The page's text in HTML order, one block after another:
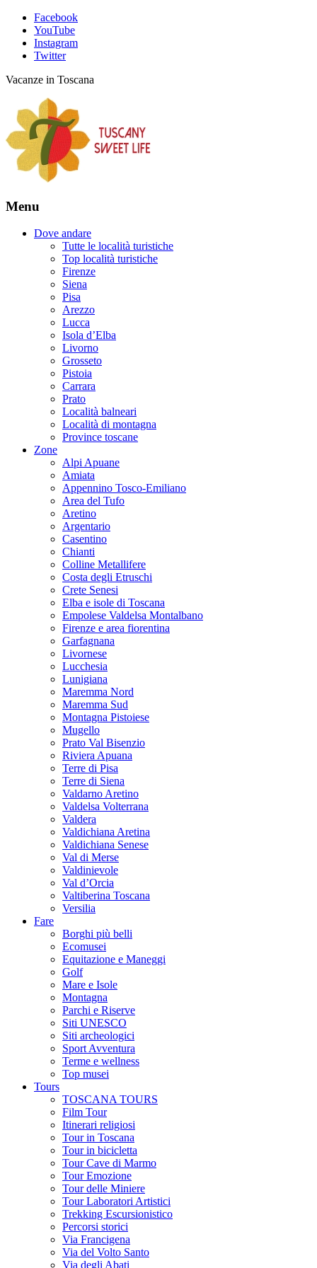
Facebook
YouTube
Instagram
Twitter
Vacanze in Toscana
Menu
Dove andare
Tutte le località turistiche
Top località turistiche
Firenze
Siena
Pisa
Arezzo
Lucca
Isola d’Elba
Livorno
Grosseto
Pistoia
Carrara
Prato
Località balneari
Località di montagna
Province toscane
Zone
Alpi Apuane
Amiata
Appennino Tosco-Emiliano
Area del Tufo
Aretino
Argentario
Casentino
Chianti
Colline Metallifere
Costa degli Etruschi
Crete Senesi
Elba e isole di Toscana
Empolese Valdelsa Montalbano
Firenze e area fiorentina
Garfagnana
Livornese
Lucchesia
Lunigiana
Maremma Nord
Maremma Sud
Montagna Pistoiese
Mugello
Prato Val Bisenzio
Riviera Apuana
Terre di Pisa
Terre di Siena
Valdarno Aretino
Valdelsa Volterrana
Valdera
Valdichiana Aretina
Valdichiana Senese
Val di Merse
Valdinievole
Val d’Orcia
Valtiberina Toscana
Versilia
Fare
Borghi più belli
Ecomusei
Equitazione e Maneggi
Golf
Mare e Isole
Montagna
Parchi e Riserve
Siti UNESCO
Siti archeologici
Sport Avventura
Terme e wellness
Top musei
Tours
TOSCANA TOURS
Film Tour
Itinerari religiosi
Tour in Toscana
Tour in bicicletta
Tour Cave di Marmo
Tour Emozione
Tour delle Miniere
Tour Laboratori Artistici
Trekking Escursionistico
Percorsi storici
Via Francigena
Via del Volto Santo
Via degli Abati